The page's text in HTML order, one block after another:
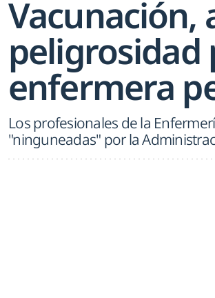
Vacunación,
peligrosidad
enfermera
Los profesionales de la
"ninguneadas" por la